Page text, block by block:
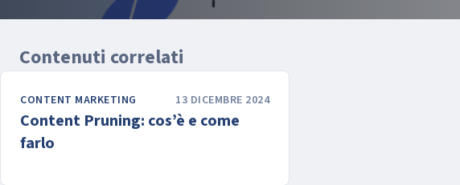
Contenuti correlati
CONTENT MARKETING 13 DICEMBRE 2024
Content Pruning: cos’è e come
farlo